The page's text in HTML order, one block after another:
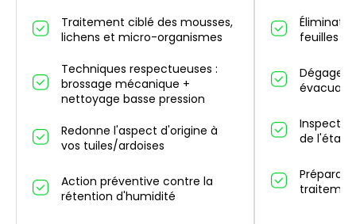
Traitement ciblé des mousses,
lichens et micro-organismes
Techniques respectueuses :
brossage mécanique +
nettoyage basse pression
Redonne l'aspect d'origine à
vos tuiles/ardoises
Action préventive contre la
rétention d'humidité
feuilles
de l'état